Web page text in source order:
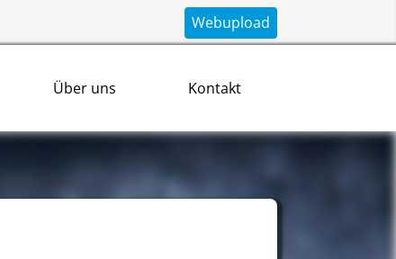
Webupload
Über uns Kontakt